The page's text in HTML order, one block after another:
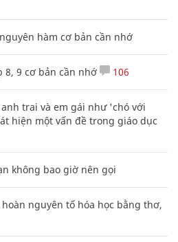
hàm cơ bản cần nhớ
8, 9 cơ bản cần nhớ 106
trai và em gái như 'chó với
hiện một vấn đề trong giáo dục
không bao giờ nên gọi
nguyên tố hóa học bằng thơ,